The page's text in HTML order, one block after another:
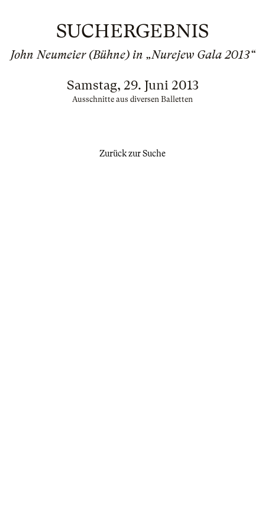
SUCHERGEBNIS
John Neumeier (Bühne) in „Nurejew Gala 2013“
Samstag, 29. Juni 2013
Ausschnitte aus diversen Balletten
Zurück zur Suche